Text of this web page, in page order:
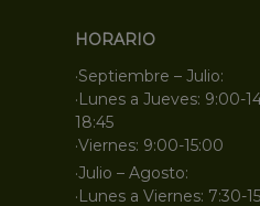
HORARIO
·Septiembre – Julio:
·Lunes a Jueves: 9:00-
18:45
·Viernes: 9:00-15:00
·Julio – Agosto:
·Lunes a Viernes: 7:30-